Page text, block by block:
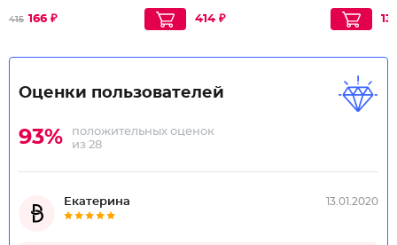
415 166 ₽ 414 ₽
Оценки пользователей
93%
положительных оценок
из 28
Екатерина 13.01.2020